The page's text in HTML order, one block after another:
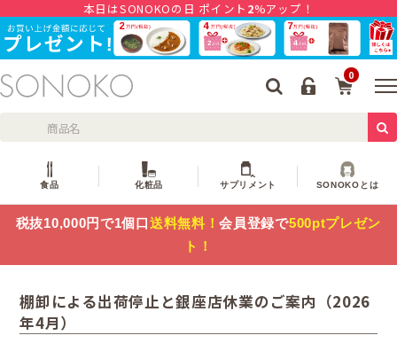
本日はSONOKOの日 ポイント 2%アップ！
0
食品 化粧品 サプリメント SONOKOとは
税抜10,000円で1個口 送料無料！会員登録で500ptプレゼン
ト！
棚卸による出荷停止と銀座店休業のご案内（2026
年4月）